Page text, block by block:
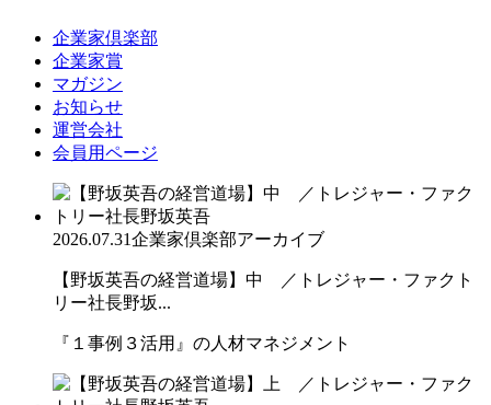
企業家倶楽部
企業家賞
マガジン
お知らせ
運営会社
会員用ページ
2026.07.31企業家倶楽部アーカイブ
【野坂英吾の経営道場】中 ／トレジャー・ファクト
リー社長野坂...
『１事例３活用』の人材マネジメント